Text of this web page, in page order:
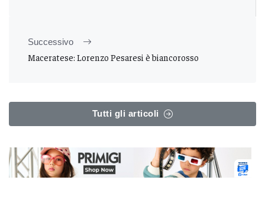
Successivo
Maceratese: Lorenzo Pesaresi è biancorosso
Tutti gli articoli